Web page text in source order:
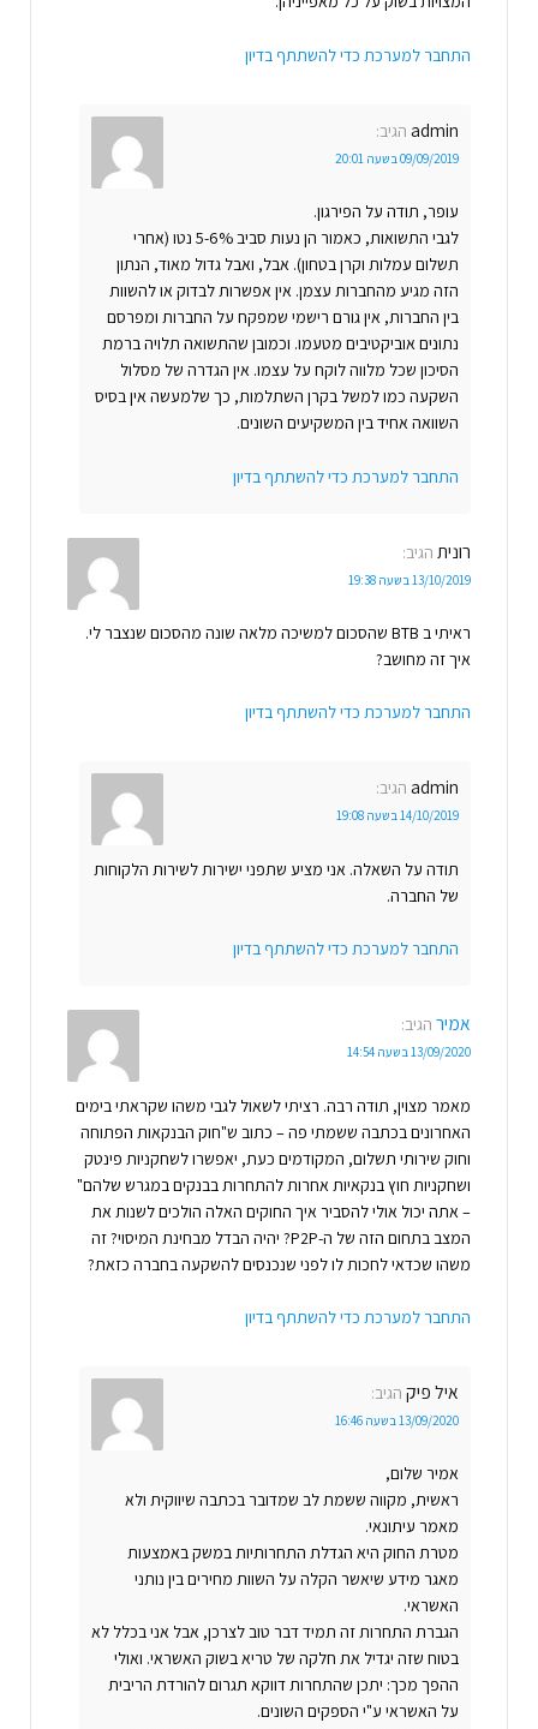
התחבר למערכת כדי להשתתף בדיון
admin הגיב:
09/09/2019 בשעה 20:01
עופר, תודה על הפירגון.
לגבי התשואות, כאמור הן נעות סביב 5-6% נטו (אחרי
תשלום עמלות וקרן בטחון). אבל, ואבל גדול מאוד, הנתון
הזה מגיע מהחברות עצמן. אין אפשרות לבדוק או להשוות
בין החברות, אין גורם רישמי שמפקח על החברות ומפרסם
נתונים אוביקטיבים מטעמו. וכמובן שהתשואה תלויה ברמת
הסיכון שכל מלווה לוקח על עצמו. אין הגדרה של מסלול
השקעה כמו למשל בקרן השתלמות, כך שלמעשה אין בסיס
השוואה אחיד בין המשקיעים השונים.
התחבר למערכת כדי להשתתף בדיון
רונית הגיב:
13/10/2019 בשעה 19:38
ראיתי ב BTB שהסכום למשיכה מלאה שונה מהסכום שנצבר לי.
איך זה מחושב?
התחבר למערכת כדי להשתתף בדיון
admin הגיב:
14/10/2019 בשעה 19:08
תודה על השאלה. אני מציע שתפני ישירות לשירות הלקוחות
של החברה.
התחבר למערכת כדי להשתתף בדיון
אמיר הגיב:
13/09/2020 בשעה 14:54
מאמר מצוין, תודה רבה. רציתי לשאול לגבי משהו שקראתי בימים
האחרונים בכתבה ששמתי פה – כתוב ש"חוק הבנקאות הפתוחה
וחוק שירותי תשלום, המקודמים כעת, יאפשרו לשחקניות פינטק
ושחקניות חוץ בנקאיות אחרות להתחרות בבנקים במגרש שלהם"
– אתה יכול אולי להסביר איך החוקים האלה הולכים לשנות את
המצב בתחום הזה של ה-P2P? יהיה הבדל מבחינת המיסוי? זה
משהו שכדאי לחכות לו לפני שנכנסים להשקעה בחברה כזאת?
התחבר למערכת כדי להשתתף בדיון
איל פיק הגיב:
13/09/2020 בשעה 16:46
אמיר שלום,
ראשית, מקווה ששמת לב שמדובר בכתבה שיווקית ולא
מאמר עיתונאי.
מטרת החוק היא הגדלת התחרותיות במשק באמצעות
מאגר מידע שיאשר הקלה על השוות מחירים בין נותני
האשראי.
הגברת התחרות זה תמיד דבר טוב לצרכן, אבל אני בכלל לא
בטוח שזה יגדיל את חלקה של טריא בשוק האשראי. ואולי
ההפך מכך: יתכן שהתחרות דווקא תגרום להורדת הריבית
על האשראי ע"י הספקים השונים.